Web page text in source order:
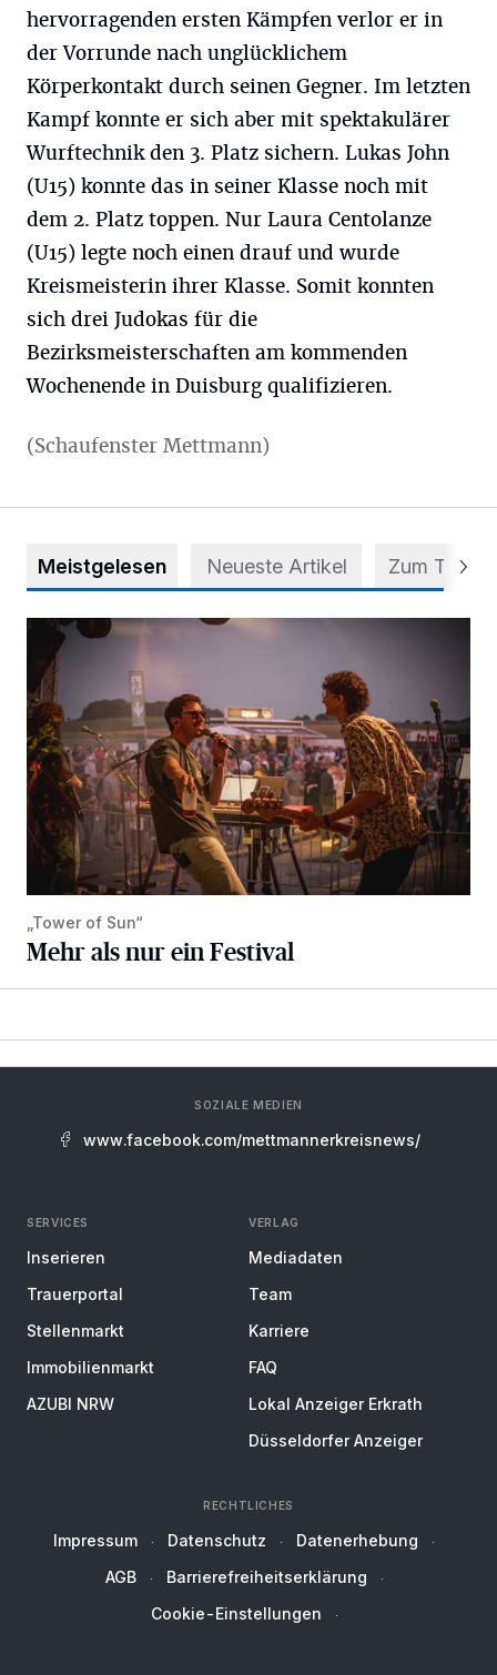
hervorragenden ersten Kämpfen verlor er in
der Vorrunde nach unglücklichem
Körperkontakt durch seinen Gegner. Im letzten
Kampf konnte er sich aber mit spektakulärer
Wurftechnik den 3. Platz sichern. Lukas John
(U15) konnte das in seiner Klasse noch mit
dem 2. Platz toppen. Nur Laura Centolanze
(U15) legte noch einen drauf und wurde
Kreismeisterin ihrer Klasse. Somit konnten
sich drei Judokas für die
Bezirksmeisterschaften am kommenden
Wochenende in Duisburg qualifizieren.
(Schaufenster Mettmann)
Meistgelesen Neueste Artikel Zum Thema
Mehr als nur ein Festival
„Tower of Sun“
Mehr als nur ein Festival
SOZIALE MEDIEN
www.facebook.com/mettmannerkreisnews/
SERVICES
Inserieren
Trauerportal
Stellenmarkt
Immobilienmarkt
AZUBI NRW
VERLAG
Mediadaten
Team
Karriere
FAQ
Lokal Anzeiger Erkrath
Düsseldorfer Anzeiger
RECHTLICHES
Impressum Datenschutz
Datenerhebung
AGB
Barrierefreiheitserklärung
Cookie-Einstellungen